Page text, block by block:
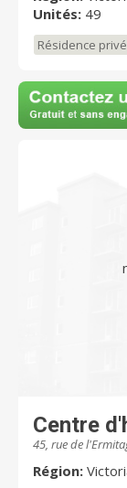
Unités: 49
Résidence
Centre
45, rue de
Région: